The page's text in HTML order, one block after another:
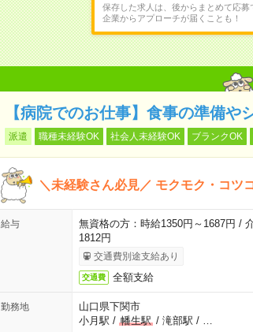
保存した求人は、後からまとめて応募
企業からアプローチが届くことも！
【病院でのお仕事】食事の準備
派遣 職種未経験OK 社会人未経験OK ブランクOK
＼未経験さん必見／ モクモク・コツ
給与
無資格の方：時給1350円～1687円 /
1812円
交通費別途支給あり
交通費 全額支給
勤務地
山口県下関市
小月駅 / 幡生駅/ 滝部駅 /